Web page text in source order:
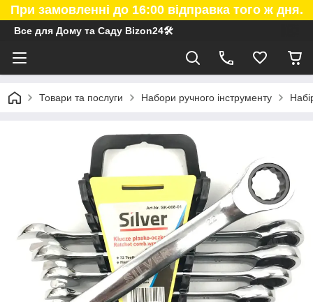
При замовленні до 16:00 відправка того ж дня.
Все для Дому та Саду Bizon24🛠
Товари та послуги Набори ручного інструменту